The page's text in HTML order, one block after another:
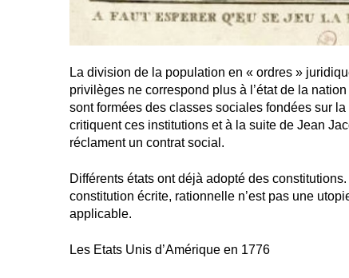
La division de la population en « ordres »
privilèges ne correspond plus à l’état de la
sont formées des classes sociales fondées sur
critiquent ces institutions et à la suite de Jean
réclament un contrat social.
Différents états ont déjà adopté des
constitution écrite, rationnelle n’est pas une
applicable.
Les Etats Unis d’Amérique en 1776